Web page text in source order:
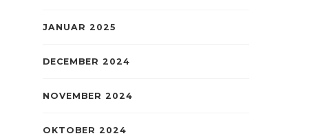
JANUAR 2025
DECEMBER 2024
NOVEMBER 2024
OKTOBER 2024